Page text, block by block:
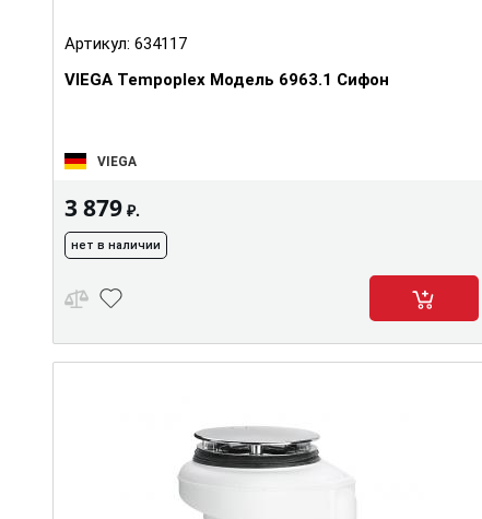
Артикул: 634117
VIEGA Tempoplex Модель 6963.1 Сифон
VIEGA
3 879 ₽.
нет в наличии